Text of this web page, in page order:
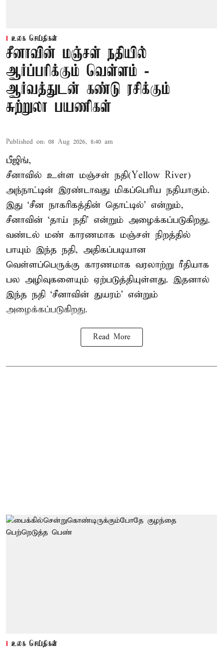
உலக செய்திகள்
சீனாவின் மஞ்சள் நதியில்
ஆர்ப்பரிக்கும் வெள்ளம் -
ஆர்வத்துடன் கண்டு ரசிக்கும்
சுற்றுலா பயணிகள்
Published on: 08 Aug 2026, 8:40 am
பீஜிங்,
சீனாவில் உள்ள மஞ்சள் நதி(Yellow River)
அந்நாட்டின் இரண்டாவது மிகப்பெரிய நதியாகும்.
இது ‘சீன நாகரிகத்தின் தொட்டில்’ என்றும்,
சீனாவின் ‘தாய் நதி’ என்றும் அழைக்கப்படுகிறது.
வண்டல் மண் காரணமாக மஞ்சள் நிறத்தில்
பாயும் இந்த நதி, அதிகப்படியான
வெள்ளப்பெருக்கு காரணமாக வரலாற்று ரீதியாக
பல அழிவுகளையும் ஏற்படுத்தியுள்ளது. இதனால்
இந்த நதி ‘சீனாவின் துயரம்’ என்றும்
அழைக்கப்படுகிறது.
Read More
உலக செய்திகள்